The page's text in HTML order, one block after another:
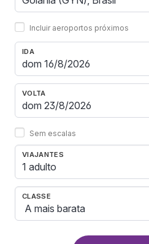
Incluir aeroportos próximos
IDA
VOLTA
Sem escalas
VIAJANTES
1 adulto
CLASSE